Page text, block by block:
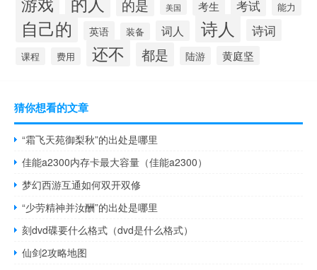
的是 美国 考生 考试 能力
自己的 英语 装备 词人 诗人 诗词
课程 费用 还不 都是 陆游 黄庭坚
猜你想看的文章
“霜飞天苑御梨秋”的出处是哪里
佳能a2300内存卡最大容量（佳能a2300）
梦幻西游互通如何双开双修
“少劳精神并汝酬”的出处是哪里
刻dvd碟要什么格式（dvd是什么格式）
仙剑2攻略地图